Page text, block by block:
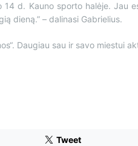
14 d. Kauno sporto halėje. Jau
dieną.” – dalinasi Gabrielius.
Daugiau sau ir savo miestui
Tweet